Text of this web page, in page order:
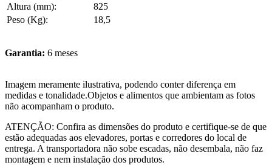
Altura (mm):
825
Peso (Kg):
18,5
Garantia: 6 meses
Imagem meramente ilustrativa, podendo conter diferença em
medidas e tonalidade.Objetos e alimentos que ambientam as fotos
não acompanham o produto.
ATENÇÃO: Confira as dimensões do produto e certifique-se de que
estão adequadas aos elevadores, portas e corredores do local de
entrega. A transportadora não sobe escadas, não desembala, não faz
montagem e nem instalação dos produtos.